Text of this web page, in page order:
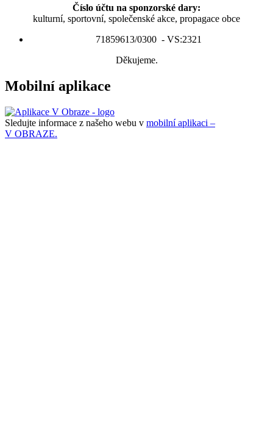
Číslo účtu na sponzorské dary:
kulturní, sportovní, společenské akce, propagace obce
71859613/0300 - VS:2321
Děkujeme.
Mobilní aplikace
Sledujte informace z našeho webu v mobilní aplikaci –
V OBRAZE.